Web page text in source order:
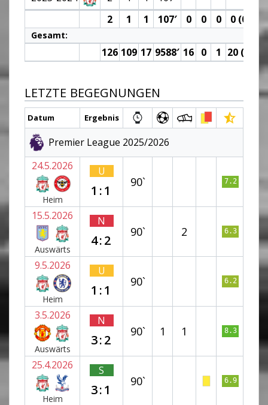
2
1 1 107′ 0 0 0 0 (0)
Gesamt:
126 109 17 9588′ 16 0 1 20 (1)
LETZTE BEGEGNUNGEN
Datum Ergebnis
Premier League 2025/2026
24.5.2026
Heim
U
1:1
90` 7.2
15.5.2026
Auswärts
N
4:2
90` 2 6.3
9.5.2026
Heim
U
1:1
90` 6.2
3.5.2026
Auswärts
N
3:2
90` 1 1 8.3
25.4.2026
Heim
S
3:1
90` 6.9